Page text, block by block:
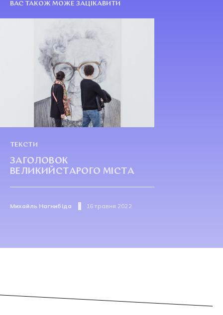
ВАС ТАКОЖ МОЖЕ ЗАЦІКАВИТИ
ТЕКСТИ
ЗАГОЛОВОК
ВЕЛИКИЙСТАРОГО МІСТА
Михайль Нагнибіда 16 травня 2022